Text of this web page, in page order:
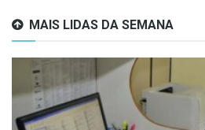
MAIS LIDAS DA SEMANA